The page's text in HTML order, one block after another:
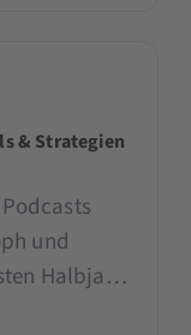
& Strategien
und
Halbjahr